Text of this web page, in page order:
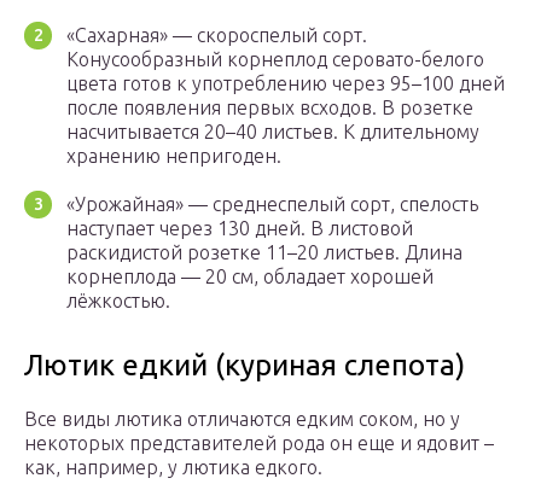
«Сахарная» — скороспелый сорт.
Конусообразный корнеплод серовато-белого
цвета готов к употреблению через 95–100 дней
после появления первых всходов. В розетке
насчитывается 20–40 листьев. К длительному
хранению непригоден.
«Урожайная» — среднеспелый сорт, спелость
наступает через 130 дней. В листовой
раскидистой розетке 11–20 листьев. Длина
корнеплода — 20 см, обладает хорошей
лёжкостью.
Лютик едкий (куриная слепота)
Все виды лютика отличаются едким соком, но у
некоторых представителей рода он еще и ядовит –
как, например, у лютика едкого.